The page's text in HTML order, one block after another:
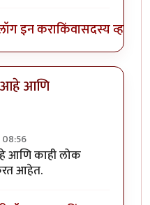
इन कराकिंवासदस्य व्हा
आणि
08:56
काही लोक
आहेत.